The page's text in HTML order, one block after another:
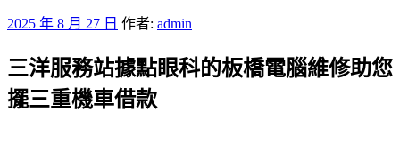
發
於
2025 年 8 月 27 日 作者: admin
三洋服務站據點眼科的板橋電腦維修助您
擺三重機車借款